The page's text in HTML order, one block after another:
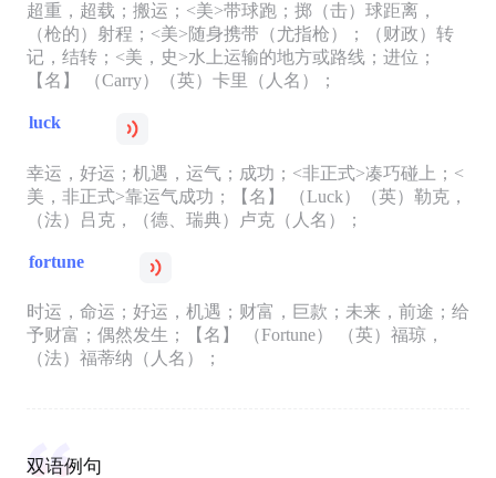
超重，超载；搬运；<美>带球跑；掷（击）球距离，
（枪的）射程；<美>随身携带（尤指枪）；（财政）转
记，结转；<美，史>水上运输的地方或路线；进位；
【名】 （Carry）（英）卡里（人名）；
luck
幸运，好运；机遇，运气；成功；<非正式>凑巧碰上；<
美，非正式>靠运气成功；【名】 （Luck）（英）勒克，
（法）吕克，（德、瑞典）卢克（人名）；
fortune
时运，命运；好运，机遇；财富，巨款；未来，前途；给
予财富；偶然发生；【名】 （Fortune） （英）福琼，
（法）福蒂纳（人名）；
双语例句